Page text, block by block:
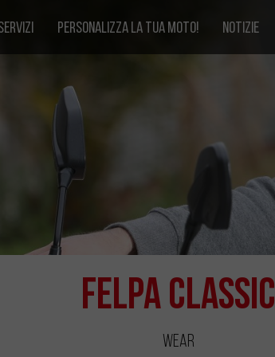
PERSONALIZZA LA TUA MOTO! NOTIZIE
Felpa Classic
Wear